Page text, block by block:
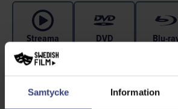
Samtycke Information
Streama DVD Blu-
En adaption av serietidningen Red